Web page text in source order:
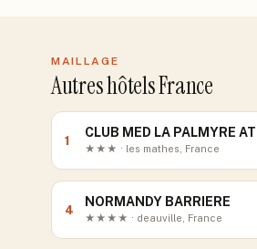
MAILLAGE
Autres hôtels France
1
CLUB MED LA PALMYRE
★★★ · les mathes, France
4
NORMANDY BARRIERE
★★★★ · deauville, France